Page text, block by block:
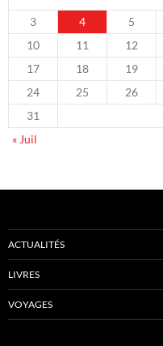
3
4 5
10
11 12
17
18 19
24
25 26
31
« Juil
ACTUALITÉS
LIVRES
VOYAGES